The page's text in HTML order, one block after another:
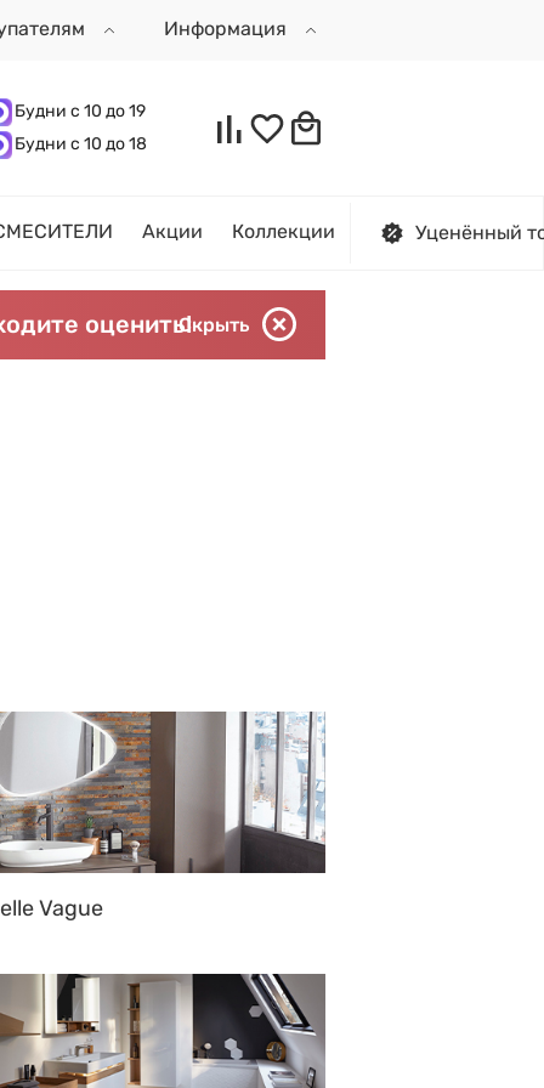
Информация
Будни с 10 до 19
Будни с 10 до 18
Акции Коллекции Уценённый
оценить!Скрыть
Vague